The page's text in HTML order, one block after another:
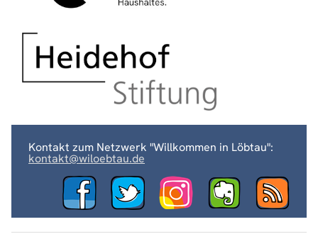
Kontakt zum Netzwerk "Willkommen in Löbtau":
kontakt@wiloebtau.de